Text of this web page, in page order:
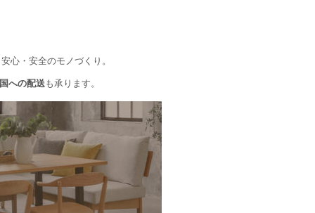
心・安全のモノづくり。
への配送も承ります。